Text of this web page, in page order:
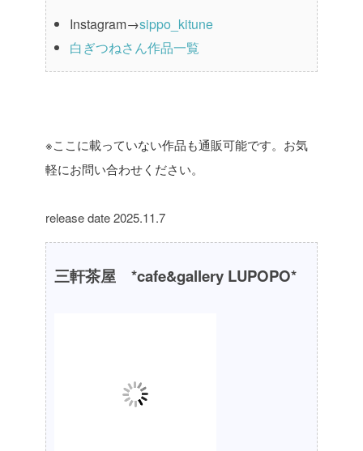
Instagram→sippo_kitune
白ぎつねさん作品一覧
※ここに載っていない作品も通販可能です。お気
軽にお問い合わせください。
release date 2025.11.7
三軒茶屋 *cafe&gallery LUPOPO*